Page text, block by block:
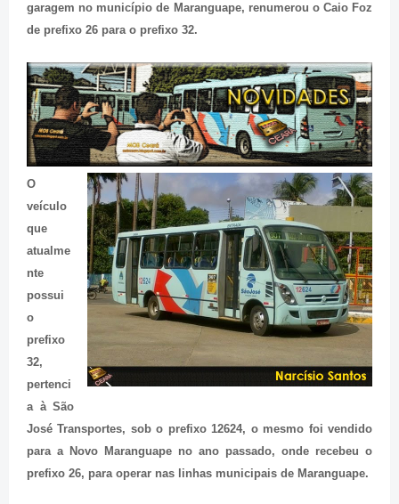
garagem no município de Maranguape, renumerou o Caio Foz
de prefixo 26 para o prefixo 32.
O
veículo
que
atualme
nte
possui
o
prefixo
32,
pertenci
a à São
José Transportes, sob o prefixo 12624, o mesmo foi vendido
para a Novo Maranguape no ano passado, onde recebeu o
prefixo 26, para operar nas linhas municipais de Maranguape.